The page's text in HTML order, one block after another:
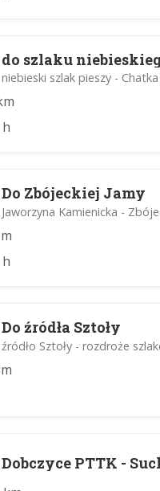
do szlaku
niebieski szlak pieszy -
Do Zbójeckiej Jamy
Jaworzyna Kamienicka -
Do źródła Sztoły
źródło Sztoły - rozdroże
Dobczyce PTTK -